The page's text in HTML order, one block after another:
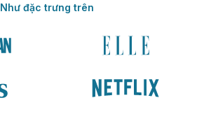
Như đặc trưng trên